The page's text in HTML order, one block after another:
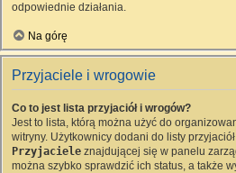
odpowiednie działania.
Na górę
Przyjaciele i wrogowie
Co to jest lista przyjaciół i wrogów?
Jest to lista, którą można użyć do
witryny. Użytkownicy dodani do listy
Przyjaciele znajdującej się w panelu
można szybko sprawdzić ich status, a także